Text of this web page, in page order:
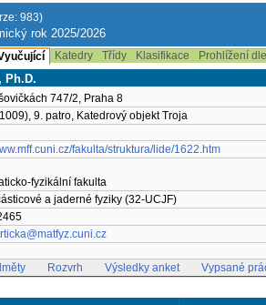
983)
rok 2025/2026
Katedry Třídy Klasifikace Prohlížení
Ph.D.
747/2, Praha 8
9. patro, Katedrový objekt Troja
fakulta/struktura/lide/1622.htm
fyzikální fakulta
a jaderné fyziky (32-UCJF)
Rozvrh Výsledky anket Vypsané